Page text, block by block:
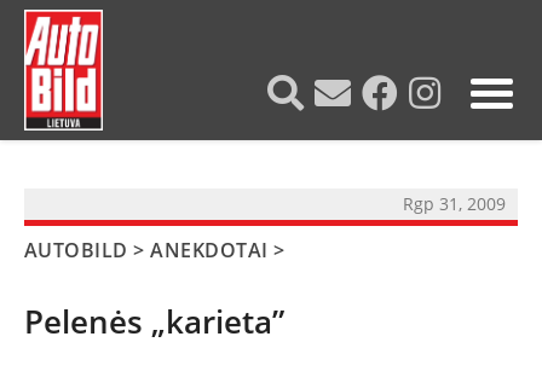
Rgp 31, 2009
AUTOBILD >ANEKDOTAI >
Pelenės „karieta”